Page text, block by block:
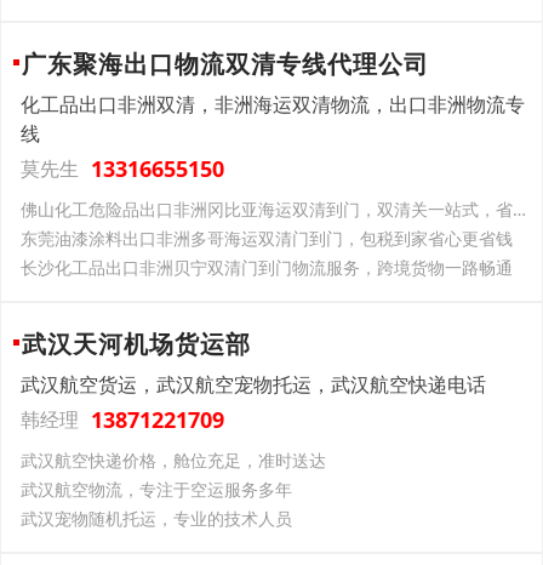
广东聚海出口物流双清专线代理公司
化工品出口非洲双清，非洲海运双清物流，出口非洲物流专
线
莫先生 13316655150
佛山化工危险品出口非洲冈比亚海运双清到门，双清关一站式，省心省力
东莞油漆涂料出口非洲多哥海运双清门到门，包税到家省心更省钱
长沙化工品出口非洲贝宁双清门到门物流服务，跨境货物一路畅通
武汉天河机场货运部
武汉航空货运，武汉航空宠物托运，武汉航空快递电话
韩经理 13871221709
武汉航空快递价格，舱位充足，准时送达
武汉航空物流，专注于空运服务多年
武汉宠物随机托运，专业的技术人员